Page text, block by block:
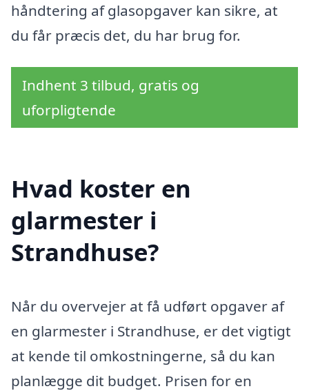
håndtering af glasopgaver kan sikre, at
du får præcis det, du har brug for.
Indhent 3 tilbud, gratis og
uforpligtende
Hvad koster en
glarmester i
Strandhuse?
Når du overvejer at få udført opgaver af
en glarmester i Strandhuse, er det vigtigt
at kende til omkostningerne, så du kan
planlægge dit budget. Prisen for en